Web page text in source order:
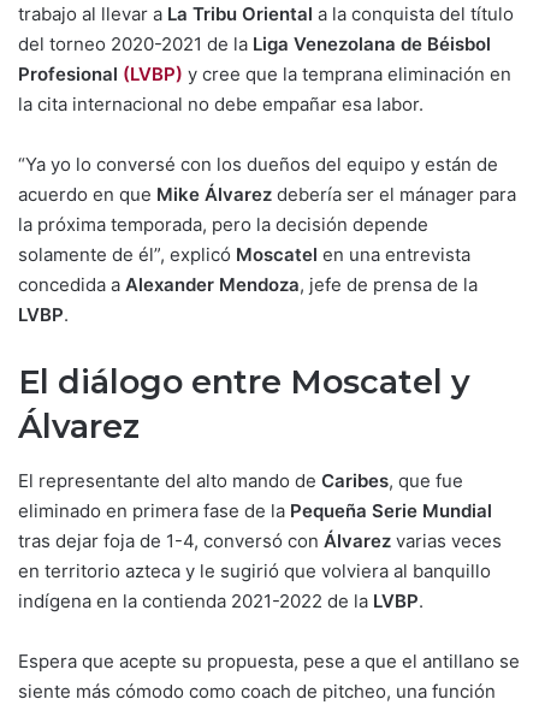
trabajo al llevar a La Tribu Oriental a la conquista del título
del torneo 2020-2021 de la Liga Venezolana de Béisbol
Profesional (LVBP) y cree que la temprana eliminación en
la cita internacional no debe empañar esa labor.
“Ya yo lo conversé con los dueños del equipo y están de
acuerdo en que Mike Álvarez debería ser el mánager para
la próxima temporada, pero la decisión depende
solamente de él”, explicó Moscatel en una entrevista
concedida a Alexander Mendoza, jefe de prensa de la
LVBP.
El diálogo entre Moscatel y
Álvarez
El representante del alto mando de Caribes, que fue
eliminado en primera fase de la Pequeña Serie Mundial
tras dejar foja de 1-4, conversó con Álvarez varias veces
en territorio azteca y le sugirió que volviera al banquillo
indígena en la contienda 2021-2022 de la LVBP.
Espera que acepte su propuesta, pese a que el antillano se
siente más cómodo como coach de pitcheo, una función